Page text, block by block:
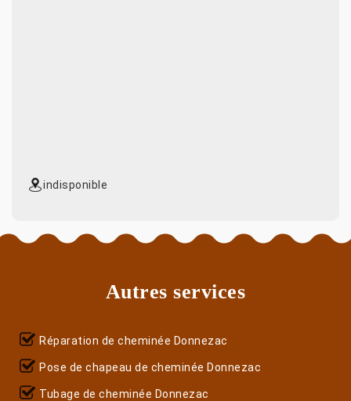
indisponible
Autres services
Réparation de cheminée Donnezac
Pose de chapeau de cheminée Donnezac
Tubage de cheminée Donnezac